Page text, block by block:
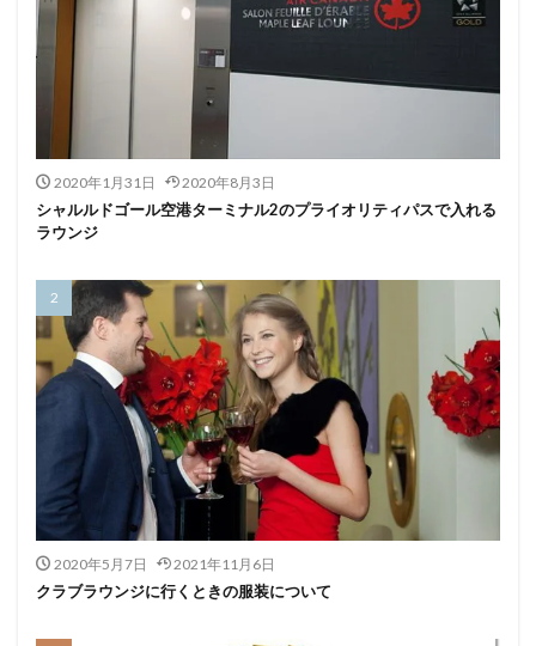
2020年1月31日 2020年8月3日
シャルルドゴール空港ターミナル2のプライオリティパスで入れる
ラウンジ
2020年5月7日 2021年11月6日
クラブラウンジに行くときの服装について